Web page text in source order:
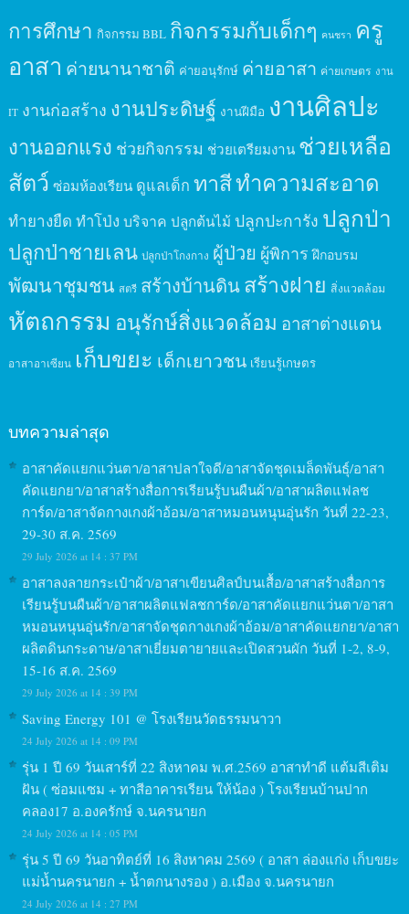
การศึกษา กิจกรรม BBL กิจกรรมกับเด็กๆ คนชรา ครู
อาสา ค่ายนานาชาติ ค่ายอนุรักษ์ ค่ายอาสา ค่ายเกษตร งาน
IT งานก่อสร้าง งานประดิษฐ์ งานฝีมือ งานศิลปะ
งานออกแรง ช่วยกิจกรรม ช่วยเตรียมงาน ช่วยเหลือ
สัตว์ ซ่อมห้องเรียน ดูแลเด็ก ทาสีทำความสะอาด
ทำยางยืด ทำโป่ง บริจาค ปลูกต้นไม้ ปลูกปะการัง ปลูกป่า
ปลูกป่าชายเลน ปลูกป่าโกงกาง ผู้ป่วย ผู้พิการ ฝึกอบรม
พัฒนาชุมชน สตรี สร้างบ้านดินสร้างฝาย สิ่งแวดล้อม
หัตถกรรม อนุรักษ์สิ่งแวดล้อม อาสาต่างแดน
อาสาอาเซียน เก็บขยะ เด็กเยาวชน เรียนรู้เกษตร
บทความล่าสุด
อาสาคัดแยกแว่นตา/อาสาปลาใจดี/อาสาจัดชุดเมล็ดพันธุ์/อาสา
คัดแยกยา/อาสาสร้างสื่อการเรียนรู้บนผืนผ้า/อาสาผลิตแฟลช
การ์ด/อาสาจัดกางเกงผ้าอ้อม/อาสาหมอนหนุนอุ่นรัก วันที่ 22-23,
29-30 ส.ค. 2569
29 July 2026 at 14 : 37 PM
อาสาลงลายกระเป๋าผ้า/อาสาเขียนศิลป์บนเสื้อ/อาสาสร้างสื่อการ
เรียนรู้บนผืนผ้า/อาสาผลิตแฟลชการ์ด/อาสาคัดแยกแว่นตา/อาสา
หมอนหนุนอุ่นรัก/อาสาจัดชุดกางเกงผ้าอ้อม/อาสาคัดแยกยา/อาสา
ผลิตดินกระดาษ/อาสาเยี่ยมตายายและเปิดสวนผัก วันที่ 1-2, 8-9,
15-16 ส.ค. 2569
29 July 2026 at 14 : 39 PM
Saving Energy 101 @ โรงเรียนวัดธรรมนาวา
24 July 2026 at 14 : 09 PM
รุ่น 1 ปี 69 วันเสาร์ที่ 22 สิงหาคม พ.ศ.2569 อาสาทำดี แต้มสีเติม
ฝัน ( ซ่อมแซม + ทาสีอาคารเรียน ให้น้อง ) โรงเรียนบ้านปาก
คลอง17 อ.องครักษ์ จ.นครนายก
24 July 2026 at 14 : 05 PM
รุ่น 5 ปี 69 วันอาทิตย์ที่ 16 สิงหาคม 2569 ( อาสา ล่องแก่ง เก็บขยะ
แม่น้ำนครนายก + น้ำตกนางรอง ) อ.เมือง จ.นครนายก
24 July 2026 at 14 : 27 PM